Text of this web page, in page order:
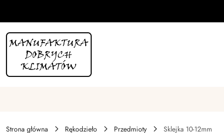
Strona główna Rękodzieło Przedmioty Sklejka 10-12mm